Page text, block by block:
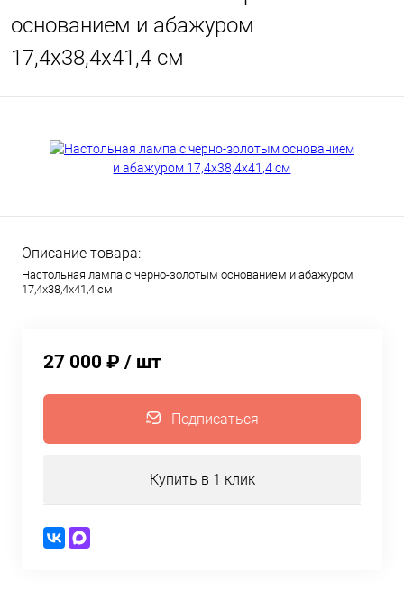
основанием и абажуром
17,4х38,4х41,4 см
Описание товара:
Настольная лампа с черно-золотым основанием и абажуром
17,4х38,4х41,4 см
27 000 ₽ / шт
Подписаться
Купить в 1 клик